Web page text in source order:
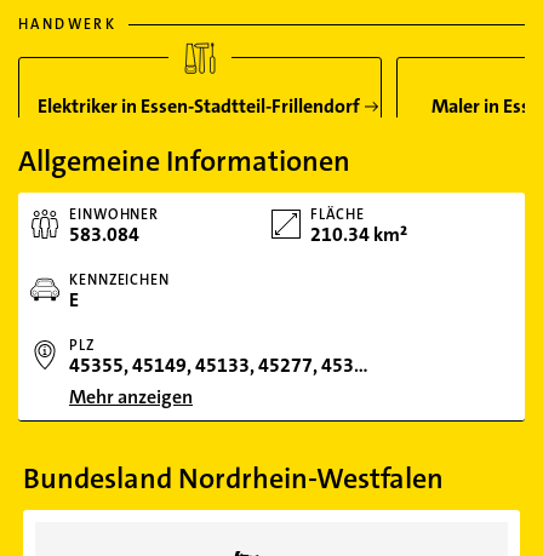
HANDWERK
Elektriker in Essen-Stadtteil-Frillendorf Maler in
Allgemeine Informationen
EINWOHNER
583.084
FLÄCHE
210.34 km²
KENNZEICHEN
E
PLZ
45355, 45149, 45133, 45277, 45309, 45327, 45329, 45127, 45131, 45239, 45279, 45276, 45141, 45257, 45139, 45128, 45357, 45143, 45136, 45307, 45356, 45259, 45145, 45138, 45130, 45147, 45359, 45326, 45134, 45144, 45289, 45219, 45001
Mehr anzeigen
Bundesland Nordrhein-Westfalen